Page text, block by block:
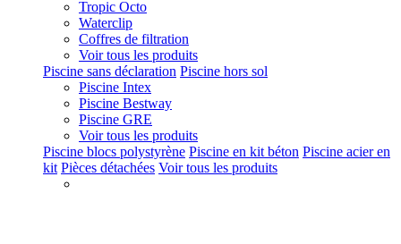
Tropic Octo
Waterclip
Coffres de filtration
Voir tous les produits
Piscine sans déclaration Piscine hors sol
Piscine Intex
Piscine Bestway
Piscine GRE
Voir tous les produits
Piscine blocs polystyrène Piscine en kit béton Piscine acier en
kit Pièces détachées Voir tous les produits